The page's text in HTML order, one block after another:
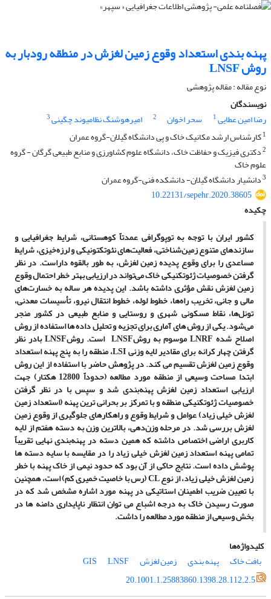
پهنه بندی استعداد وقوع زمین لغزش در منطقه رودبار به
روش LNSF
نوع مقاله : مقاله پژوهشی
نویسندگان
رضا امین عطایی1 سحر اخوان 2 امیرهوشنگ نظامیوند چگینی3
1کارشناس ارشد مکانیک خاک و پی دانشگاه گیلان-گروه عمران
2دکتری فیزیک و حفاظت خاک، دانشگاه علوم کشاورزی و منابع طبیعی گرگان - گروه
علوم خاک
3دانشیار دانشگاه گیلان- دانشکده فنی-گروه عمران
10.22131/sepehr.2020.38605
چکیده
کشور ایران با توجه به توپوگرافی عمدتاً کوهستانی، شرایط جغرافیایی و
سازندهای متنوع زمینشناختی، فعالیتهای نئوتکتونیکی و لرزهخیزی، شرایط
مساعدی را برای وقوع پدیده زمین لغزش، به طور بالقوه داراست. در نظر
گرفتن خصوصیات ژئوتکنیکی خاک میتواند در ارزیابی بهتر خطر احتمال وقوع
زمین لغزش نقش مؤثری داشته باشد. این پدیده هر ساله به خسارتهای
مالی و جانی، تخریب راهها، خطوط لوله، خطوط انتقال نیرو، تأسیسات معدنی،
تونلها، نقاط مسکونی شهری و روستایی و منابع طبیعی در کشور منجر
میشود. یکی از روش های آماری برای تجزیه و تحلیل داده ‏ها استفاده از روش
اصلاح شده LNRFموسوم به روشLNSF است. روشLNSFبادر نظر
گرفتن چهار کرانه برای مقادیر لایه وزنیLSI، منطقه را به پنج پهنه استعداد
وقوع زمین لغزش تقسیم می کند. در پژوهش حاضر با استفاده از این روش
ابتدا مساحت وسیعی از منطقه مورد مطالعه (حدوداً 12800 هکتار) جهت
ارزیابی استعداد زمین لغزش پهنهبندی شد و سپس با در نظر گرفتن
خصوصیات ژئوتکنیکی منطقه و با تمرکز بر بحرانی‏ ترین پهنه (استعداد زمین
لغزش خیلی زیاد) عوامل و شرایط وقوع و راهکارهای جلوگیری از وقوع زمین
لغزش بررسی شد. در مرحله وزندهی، بالاترین وزن به دسته هفتم از لایه
کاربری اراضی اختصاص داشته که همین دسته در پهنهبندی نهایی تقریباً
تمامی پهنه استعداد زمینلغزش خیلی زیاد را در مقایسه با سایه دسته‏ ها
پوشش داده است. نتایج حاکی از آن بود که حدود نیمی از خاک پهنه با خطر
زمین لغزش خیلی زیاد، از نوعCL(رس با خاصیت خمیری کم) است، همچنین
با تعیین ضریب اطمینان استاتیکی در پهنه مورد اشاره مشخص شد که در
صورت رسیدن خاک به درجه اشباع می توان انتظار ناپایداری دامنه ها در
بخش وسیعی از منطقه مورد مطالعه را داشت.
کلیدواژه‌ها
بافت خاک
پهنه بندی زمین لغزش GIS
LNSF
20.1001.1.25883860.1398.28.112.2.5